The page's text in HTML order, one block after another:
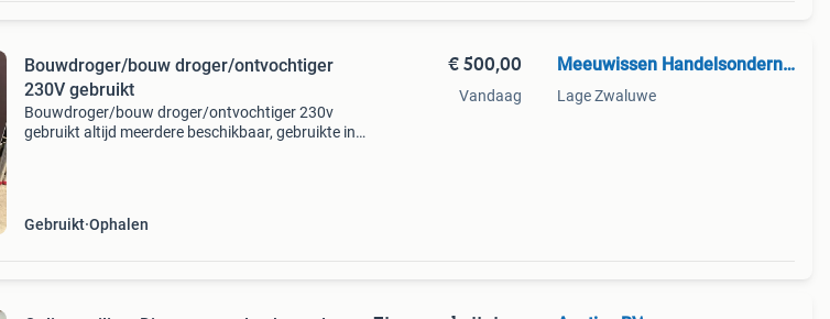
Bouwdroger/bouw droger/ontvochtiger
230V gebruikt
Bouwdroger/bouw droger/ontvochtiger 230v
gebruikt altijd meerdere beschikbaar, gebruikte in
Gebruikt Ophalen
€ 500,00
Vandaag
Meeuwissen Handelsonderneming
Lage Zwaluwe